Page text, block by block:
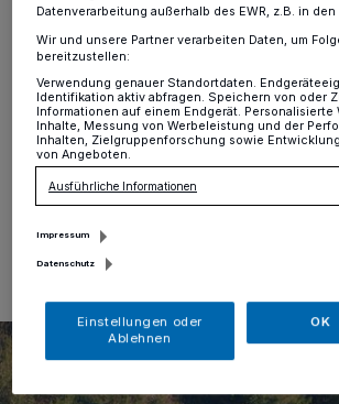
Krefeld·Gegen 13:35 Uhr am
die Leitstelle der Feuerwehr Krefeld
Rauchentwicklung auf einem Schiff
das Schiff auf dem Rhein in Höhe des
Yachthafen befand, wurde die Einheit
2 zur Einsatzstelle alarmiert.
Datenverarbeitung außerhalb des EWR, z.B. in den
Wir und unsere Partner verarbeiten Daten, um
bereitzustellen:
Verwendung genauer Standortdaten.
Identifikation aktiv abfragen. Speichern von oder
Informationen auf einem Endgerät. Personalisierte
Inhalte, Messung von Werbeleistung und der
Inhalten, Zielgruppenforschung sowie
von Angeboten.
Ausführliche Informationen
Impressum
Datenschutz
Einstellungen oder
Ablehnen
OK